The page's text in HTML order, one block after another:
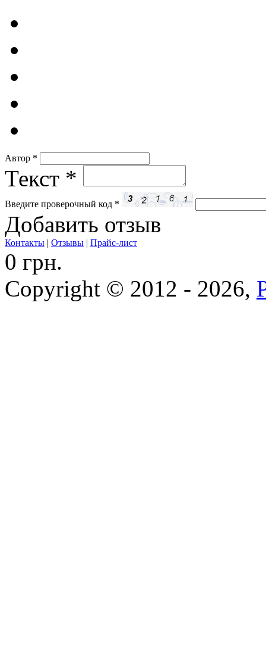
Автор *
Текст *
Введите проверочный код *
Добавить отзыв
Контакты | Отзывы | Прайс-лист
0 грн.
Copyright © 2012 - 2026,